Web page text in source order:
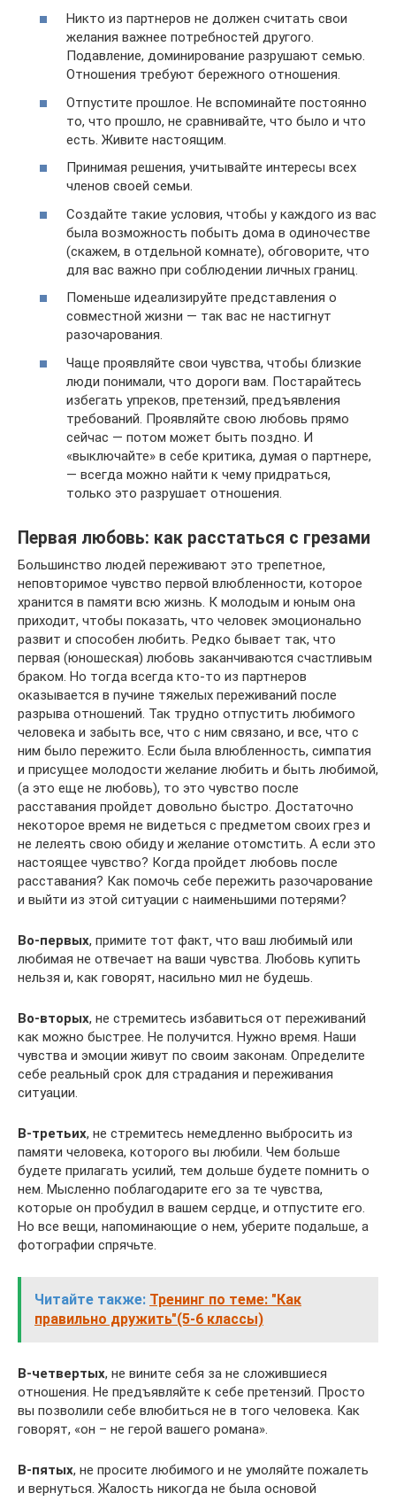
Никто из партнеров не должен считать свои
желания важнее потребностей другого.
Подавление, доминирование разрушают семью.
Отношения требуют бережного отношения.
Отпустите прошлое. Не вспоминайте постоянно
то, что прошло, не сравнивайте, что было и что
есть. Живите настоящим.
Принимая решения, учитывайте интересы всех
членов своей семьи.
Создайте такие условия, чтобы у каждого из вас
была возможность побыть дома в одиночестве
(скажем, в отдельной комнате), обговорите, что
для вас важно при соблюдении личных границ.
Поменьше идеализируйте представления о
совместной жизни — так вас не настигнут
разочарования.
Чаще проявляйте свои чувства, чтобы близкие
люди понимали, что дороги вам. Постарайтесь
избегать упреков, претензий, предъявления
требований. Проявляйте свою любовь прямо
сейчас — потом может быть поздно. И
«выключайте» в себе критика, думая о партнере,
— всегда можно найти к чему придраться,
только это разрушает отношения.
Первая любовь: как расстаться с грезами
Большинство людей переживают это трепетное,
неповторимое чувство первой влюбленности, которое
хранится в памяти всю жизнь. К молодым и юным она
приходит, чтобы показать, что человек эмоционально
развит и способен любить. Редко бывает так, что
первая (юношеская) любовь заканчиваются счастливым
браком. Но тогда всегда кто-то из партнеров
оказывается в пучине тяжелых переживаний после
разрыва отношений. Так трудно отпустить любимого
человека и забыть все, что с ним связано, и все, что с
ним было пережито. Если была влюбленность, симпатия
и присущее молодости желание любить и быть любимой,
(а это еще не любовь), то это чувство после
расставания пройдет довольно быстро. Достаточно
некоторое время не видеться с предметом своих грез и
не лелеять свою обиду и желание отомстить. А если это
настоящее чувство? Когда пройдет любовь после
расставания? Как помочь себе пережить разочарование
и выйти из этой ситуации с наименьшими потерями?
Во-первых, примите тот факт, что ваш любимый или
любимая не отвечает на ваши чувства. Любовь купить
нельзя и, как говорят, насильно мил не будешь.
Во-вторых, не стремитесь избавиться от переживаний
как можно быстрее. Не получится. Нужно время. Наши
чувства и эмоции живут по своим законам. Определите
себе реальный срок для страдания и переживания
ситуации.
В-третьих, не стремитесь немедленно выбросить из
памяти человека, которого вы любили. Чем больше
будете прилагать усилий, тем дольше будете помнить о
нем. Мысленно поблагодарите его за те чувства,
которые он пробудил в вашем сердце, и отпустите его.
Но все вещи, напоминающие о нем, уберите подальше, а
фотографии спрячьте.
Читайте также: Тренинг по теме: "Как
правильно дружить"(5-6 классы)
В-четвертых, не вините себя за не сложившиеся
отношения. Не предъявляйте к себе претензий. Просто
вы позволили себе влюбиться не в того человека. Как
говорят, «он – не герой вашего романа».
В-пятых, не просите любимого и не умоляйте пожалеть
и вернуться. Жалость никогда не была основой